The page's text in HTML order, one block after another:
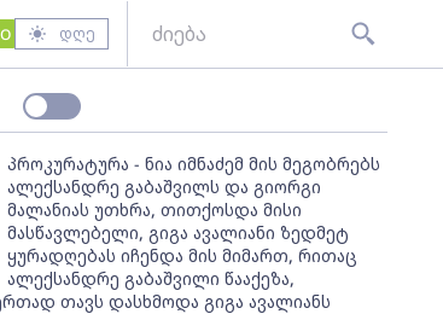
დღე
პროკურატურა - ნია იმნაძემ მის მეგობრებს
ალექსანდრე გაბაშვილს და გიორგი
მალანიას უთხრა, თითქოსდა მისი
მასწავლებელი, გიგა ავალიანი ზედმეტ
ყურადღებას იჩენდა მის მიმართ, რითაც
ალექსანდრე გაბაშვილი წააქეზა,
თავს დასხმოდა გიგა ავალიანს